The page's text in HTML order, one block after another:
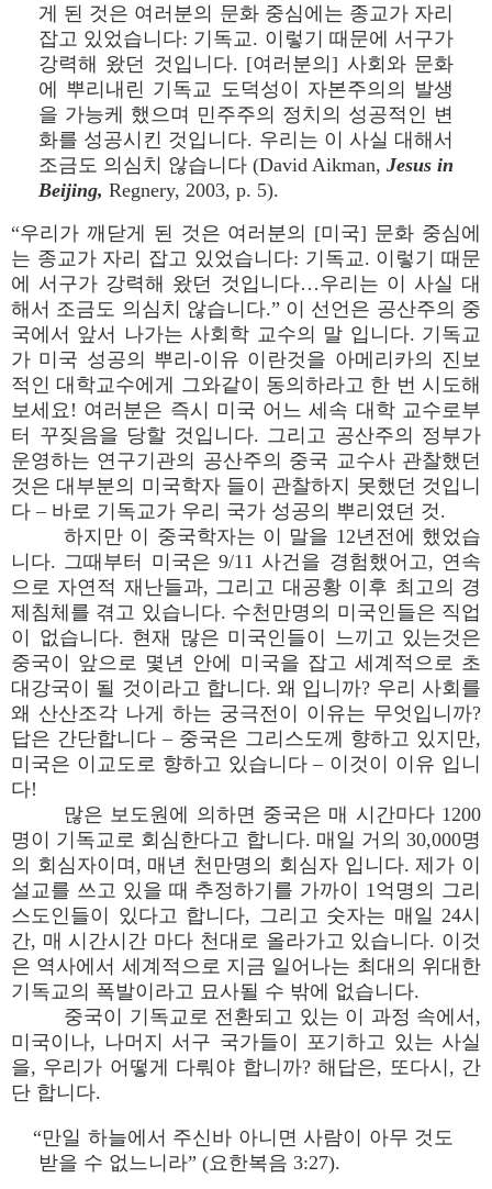
게 된 것은 여러분의 문화 중심에는 종교가 자리
잡고 있었습니다: 기독교. 이렇기 때문에 서구가
강력해 왔던 것입니다. [여러분의] 사회와 문화
에 뿌리내린 기독교 도덕성이 자본주의의 발생
을 가능케 했으며 민주주의 정치의 성공적인 변
화를 성공시킨 것입니다. 우리는 이 사실 대해서
조금도 의심치 않습니다 (David Aikman, Jesus in
Beijing, Regnery, 2003, p. 5).
“우리가 깨닫게 된 것은 여러분의 [미국] 문화 중심에
는 종교가 자리 잡고 있었습니다: 기독교. 이렇기 때문
에 서구가 강력해 왔던 것입니다…우리는 이 사실 대
해서 조금도 의심치 않습니다.” 이 선언은 공산주의 중
국에서 앞서 나가는 사회학 교수의 말 입니다. 기독교
가 미국 성공의 뿌리-이유 이란것을 아메리카의 진보
적인 대학교수에게 그와같이 동의하라고 한 번 시도해
보세요! 여러분은 즉시 미국 어느 세속 대학 교수로부
터 꾸짖음을 당할 것입니다. 그리고 공산주의 정부가
운영하는 연구기관의 공산주의 중국 교수사 관찰했던
것은 대부분의 미국학자 들이 관찰하지 못했던 것입니
다 – 바로 기독교가 우리 국가 성공의 뿌리였던 것.
하지만 이 중국학자는 이 말을 12년전에 했었습
니다. 그때부터 미국은 9/11 사건을 경험했어고, 연속
으로 자연적 재난들과, 그리고 대공황 이후 최고의 경
제침체를 겪고 있습니다. 수천만명의 미국인들은 직업
이 없습니다. 현재 많은 미국인들이 느끼고 있는것은
중국이 앞으로 몇년 안에 미국을 잡고 세계적으로 초
대강국이 될 것이라고 합니다. 왜 입니까? 우리 사회를
왜 산산조각 나게 하는 궁극전이 이유는 무엇입니까?
답은 간단합니다 – 중국은 그리스도께 향하고 있지만,
미국은 이교도로 향하고 있습니다 – 이것이 이유 입니
다!
많은 보도원에 의하면 중국은 매 시간마다 1200
명이 기독교로 회심한다고 합니다. 매일 거의 30,000명
의 회심자이며, 매년 천만명의 회심자 입니다. 제가 이
설교를 쓰고 있을 때 추정하기를 가까이 1억명의 그리
스도인들이 있다고 합니다, 그리고 숫자는 매일 24시
간, 매 시간시간 마다 천대로 올라가고 있습니다. 이것
은 역사에서 세계적으로 지금 일어나는 최대의 위대한
기독교의 폭발이라고 묘사될 수 밖에 없습니다.
중국이 기독교로 전환되고 있는 이 과정 속에서,
미국이나, 나머지 서구 국가들이 포기하고 있는 사실
을, 우리가 어떻게 다뤄야 합니까? 해답은, 또다시, 간
단 합니다.
“만일 하늘에서 주신바 아니면 사람이 아무 것도
받을 수 없느니라” (요한복음 3:27).